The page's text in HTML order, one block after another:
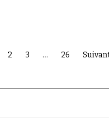
2 3 … 26